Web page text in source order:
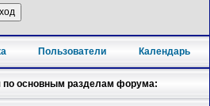
Пользователи Календарь
по основным разделам форума: